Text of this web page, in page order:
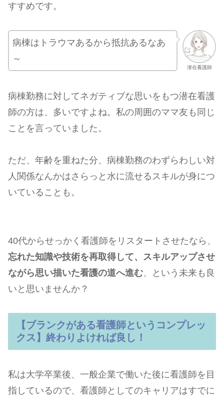
すすめです。
潜在看護師
病棟はトラウマあるから抵抗あるなあ
～
病棟勤務に対してネガティブな思いをもつ潜在看護
師の方は、多いですよね。私の周囲のママ友も同じ
ことを言っていました。
ただ、年齢を重ねた分、病棟勤務のわずらわしい対
人関係なんかはさらっと水に流せるスキルが身につ
いていることも。
40代からせっかく看護師をリスタートさせたなら、
忘れた知識や技術を再取得して、スキルアップさせ
ながら思い描いた看護の道へ進む、という未来も良
いと思いませんか？
【ブランクがある看護師というコンプレッ
クス】終わりよければ良し！
私は大学卒業後、一般企業で働いた後に看護師を目
指しているので、看護師としてのキャリアはすでに